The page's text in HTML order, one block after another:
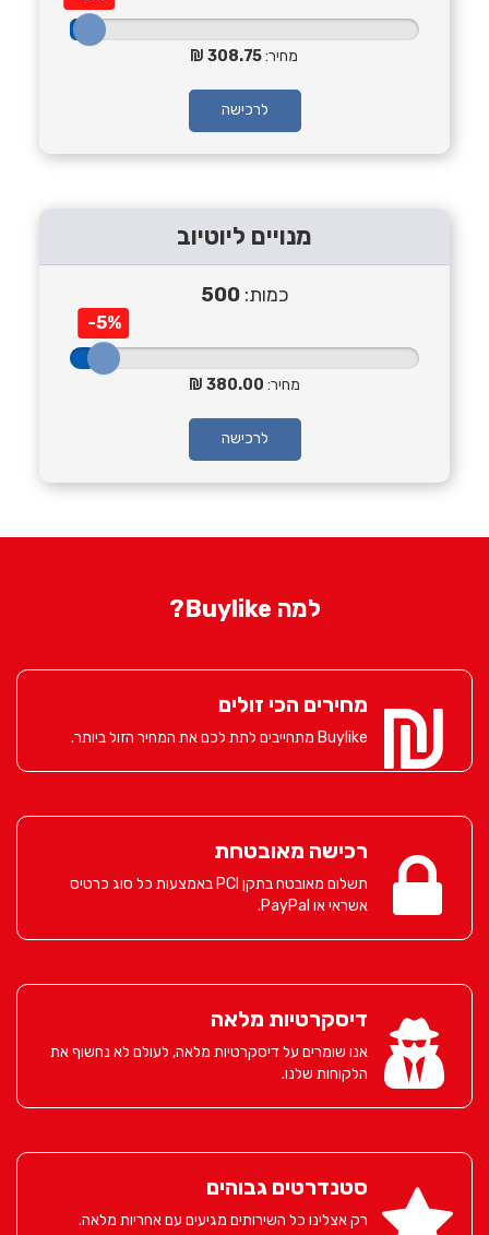
מחיר:308.75
לרכישה
מנויים ליוטיוב
כמות:500
-5%
מחיר: 380.00
לרכישה
למה Buylike?
מחירים הכי זולים
Buylike מתחייבים לתת לכם את המחיר הזול ביותר.
רכישה מאובטחת
תשלום מאובטח בתקן PCI באמצעות כל סוג כרטיס
אשראי או PayPal.
דיסקרטיות מלאה
אנו שומרים על דיסקרטיות מלאה, לעולם לא נחשוף את
הלקוחות שלנו.
סטנדרטים גבוהים
רק אצלינו כל השירותים מגיעים עם אחריות מלאה.